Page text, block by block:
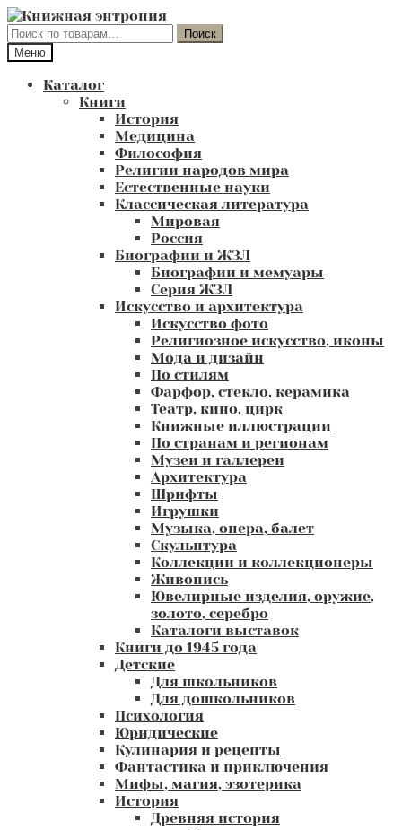
Перейти
к
навигации
Перейти
к
содержимому
Искать:
Поиск
Меню
Каталог
Книги
История
Медицина
Философия
Религии народов мира
Естественные науки
Классическая литература
Мировая
Россия
Биографии и ЖЗЛ
Биографии и мемуары
Серия ЖЗЛ
Искусство и архитектура
Искусство фото
Религиозное искусство, иконы
Мода и дизайн
По стилям
Фарфор, стекло, керамика
Театр, кино, цирк
Книжные иллюстрации
По странам и регионам
Музеи и галлереи
Архитектура
Шрифты
Игрушки
Музыка, опера, балет
Скульптура
Коллекции и коллекционеры
Живопись
Ювелирные изделия, оружие,
золото, серебро
Каталоги выставок
Книги до 1945 года
Детские
Для школьников
Для дошкольников
Психология
Юридические
Кулинария и рецепты
Фантастика и приключения
Мифы, магия, эзотерика
История
Древняя история